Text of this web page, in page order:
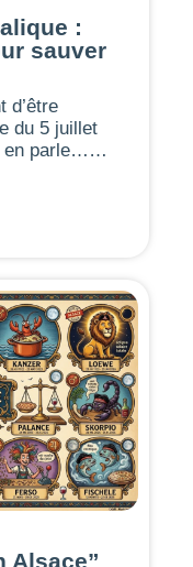
:
sauver
d’être
du 5 juillet
en parle……
Alsace”